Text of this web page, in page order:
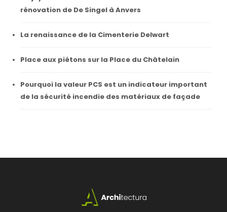
rénovation de De Singel à Anvers
La renaissance de la Cimenterie Delwart
Place aux piétons sur la Place du Châtelain
Pourquoi la valeur PCS est un indicateur important
de la sécurité incendie des matériaux de façade